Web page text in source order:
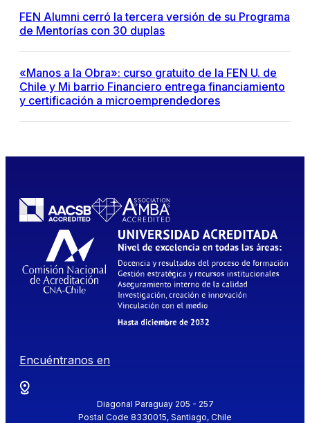
FEN Alumni cerró la tercera versión de su Programa
de Mentorías con 30 duplas
«Manos a la Obra»: curso gratuito de la FEN U. de
Chile y Mi barrio Financiero entrega financiamiento
y certificación a microemprendedores
Encuéntranos en
Diagonal Paraguay 205 - 257
Postal Code 8330015, Santiago, Chile